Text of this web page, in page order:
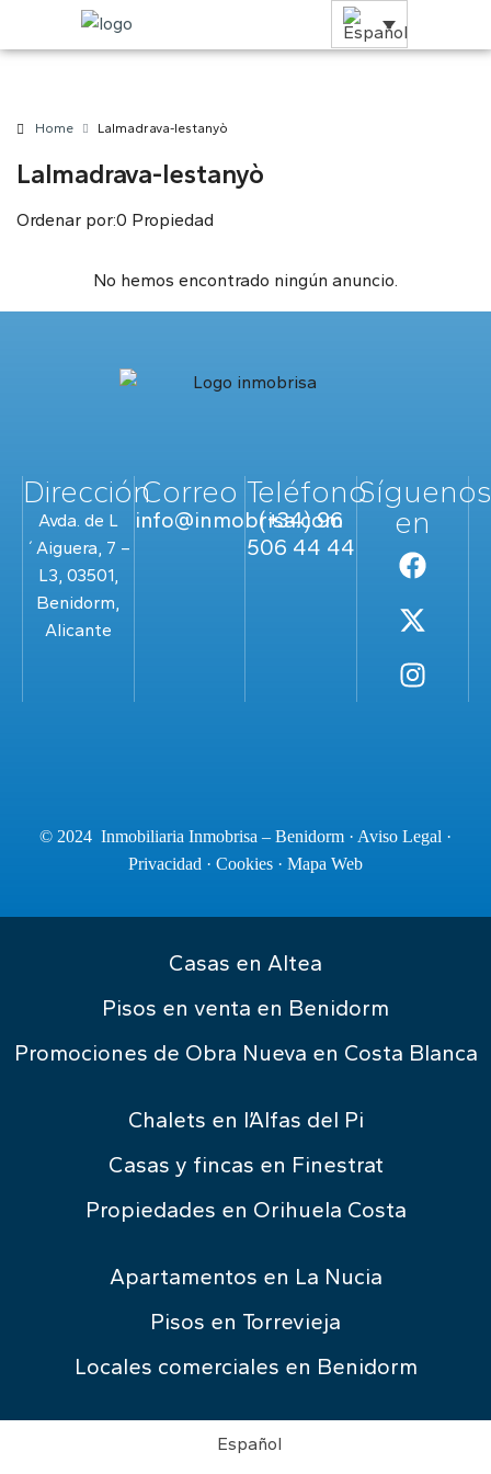
Home Lalmadrava-lestanyò
Lalmadrava-lestanyò
0 Propiedad
Ordenar por:
No hemos encontrado ningún anuncio.
Dirección
Avda. de L
´Aiguera, 7 –
L3, 03501,
Benidorm,
Alicante
Correo
info@inmobrisa.com
Teléfono
(+34) 96
506 44 44
en
© 2024 Inmobiliaria Inmobrisa – Benidorm · Aviso Legal ·
Privacidad · Cookies · Mapa Web
Casas en Altea
Pisos en venta en Benidorm
Promociones de Obra Nueva en Costa Blanca
Chalets en l’Alfas del Pi
Casas y fincas en Finestrat
Propiedades en Orihuela Costa
Apartamentos en La Nucia
Pisos en Torrevieja
Locales comerciales en Benidorm
Español